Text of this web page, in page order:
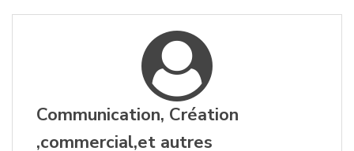
Communication, Création
,commercial,et autres